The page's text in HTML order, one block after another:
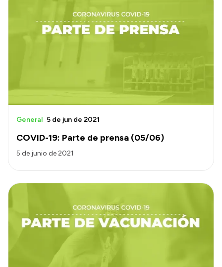
COVID-19: Parte de prensa (05/06)
General 5 de jun de 2021
5 de junio de 2021